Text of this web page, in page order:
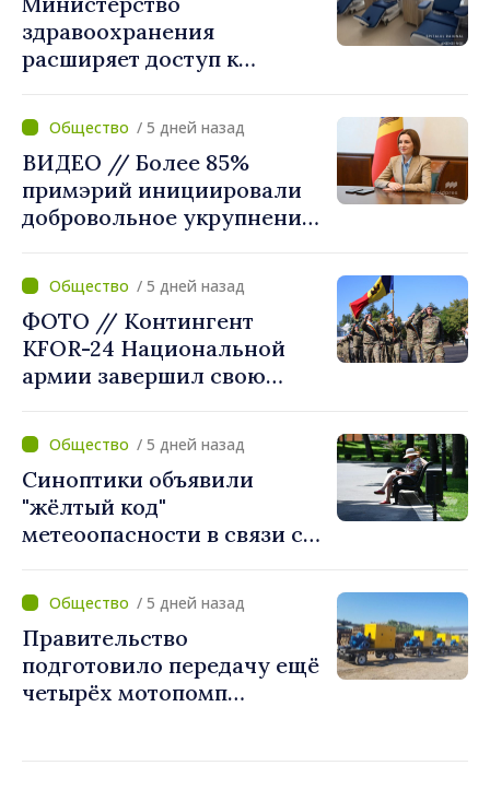
здравоохранения
расширяет доступ к
Новоаненской и Сорокской
районных больницах
/ 5 дней назад
ВИДЕО // Более 85%
примэрий инициировали
добровольное укрупнение.
приветствует смелые
решения местных властей:
«Вы поставили интересы
людей на первое место»
/ 5 дней назад
ФОТО // Контингент
KFOR-24 Национальной
армии завершил свою
/ 5 дней назад
Синоптики объявили
"жёлтый код"
метеоопасности в связи с
поднимется до 36°C
/ 5 дней назад
Правительство
подготовило передачу ещё
четырёх мотопомп